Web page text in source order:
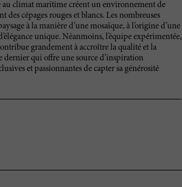
au climat maritime créent un environnement de
des cépages rouges et blancs. Les nombreuses
à la manière d’une mosaïque, à l’origine d’une
unique. Néanmoins, l’équipe expérimentée,
grandement à accroître la qualité et la
dernier qui offre une source d’inspiration
et passionnantes de capter sa générosité